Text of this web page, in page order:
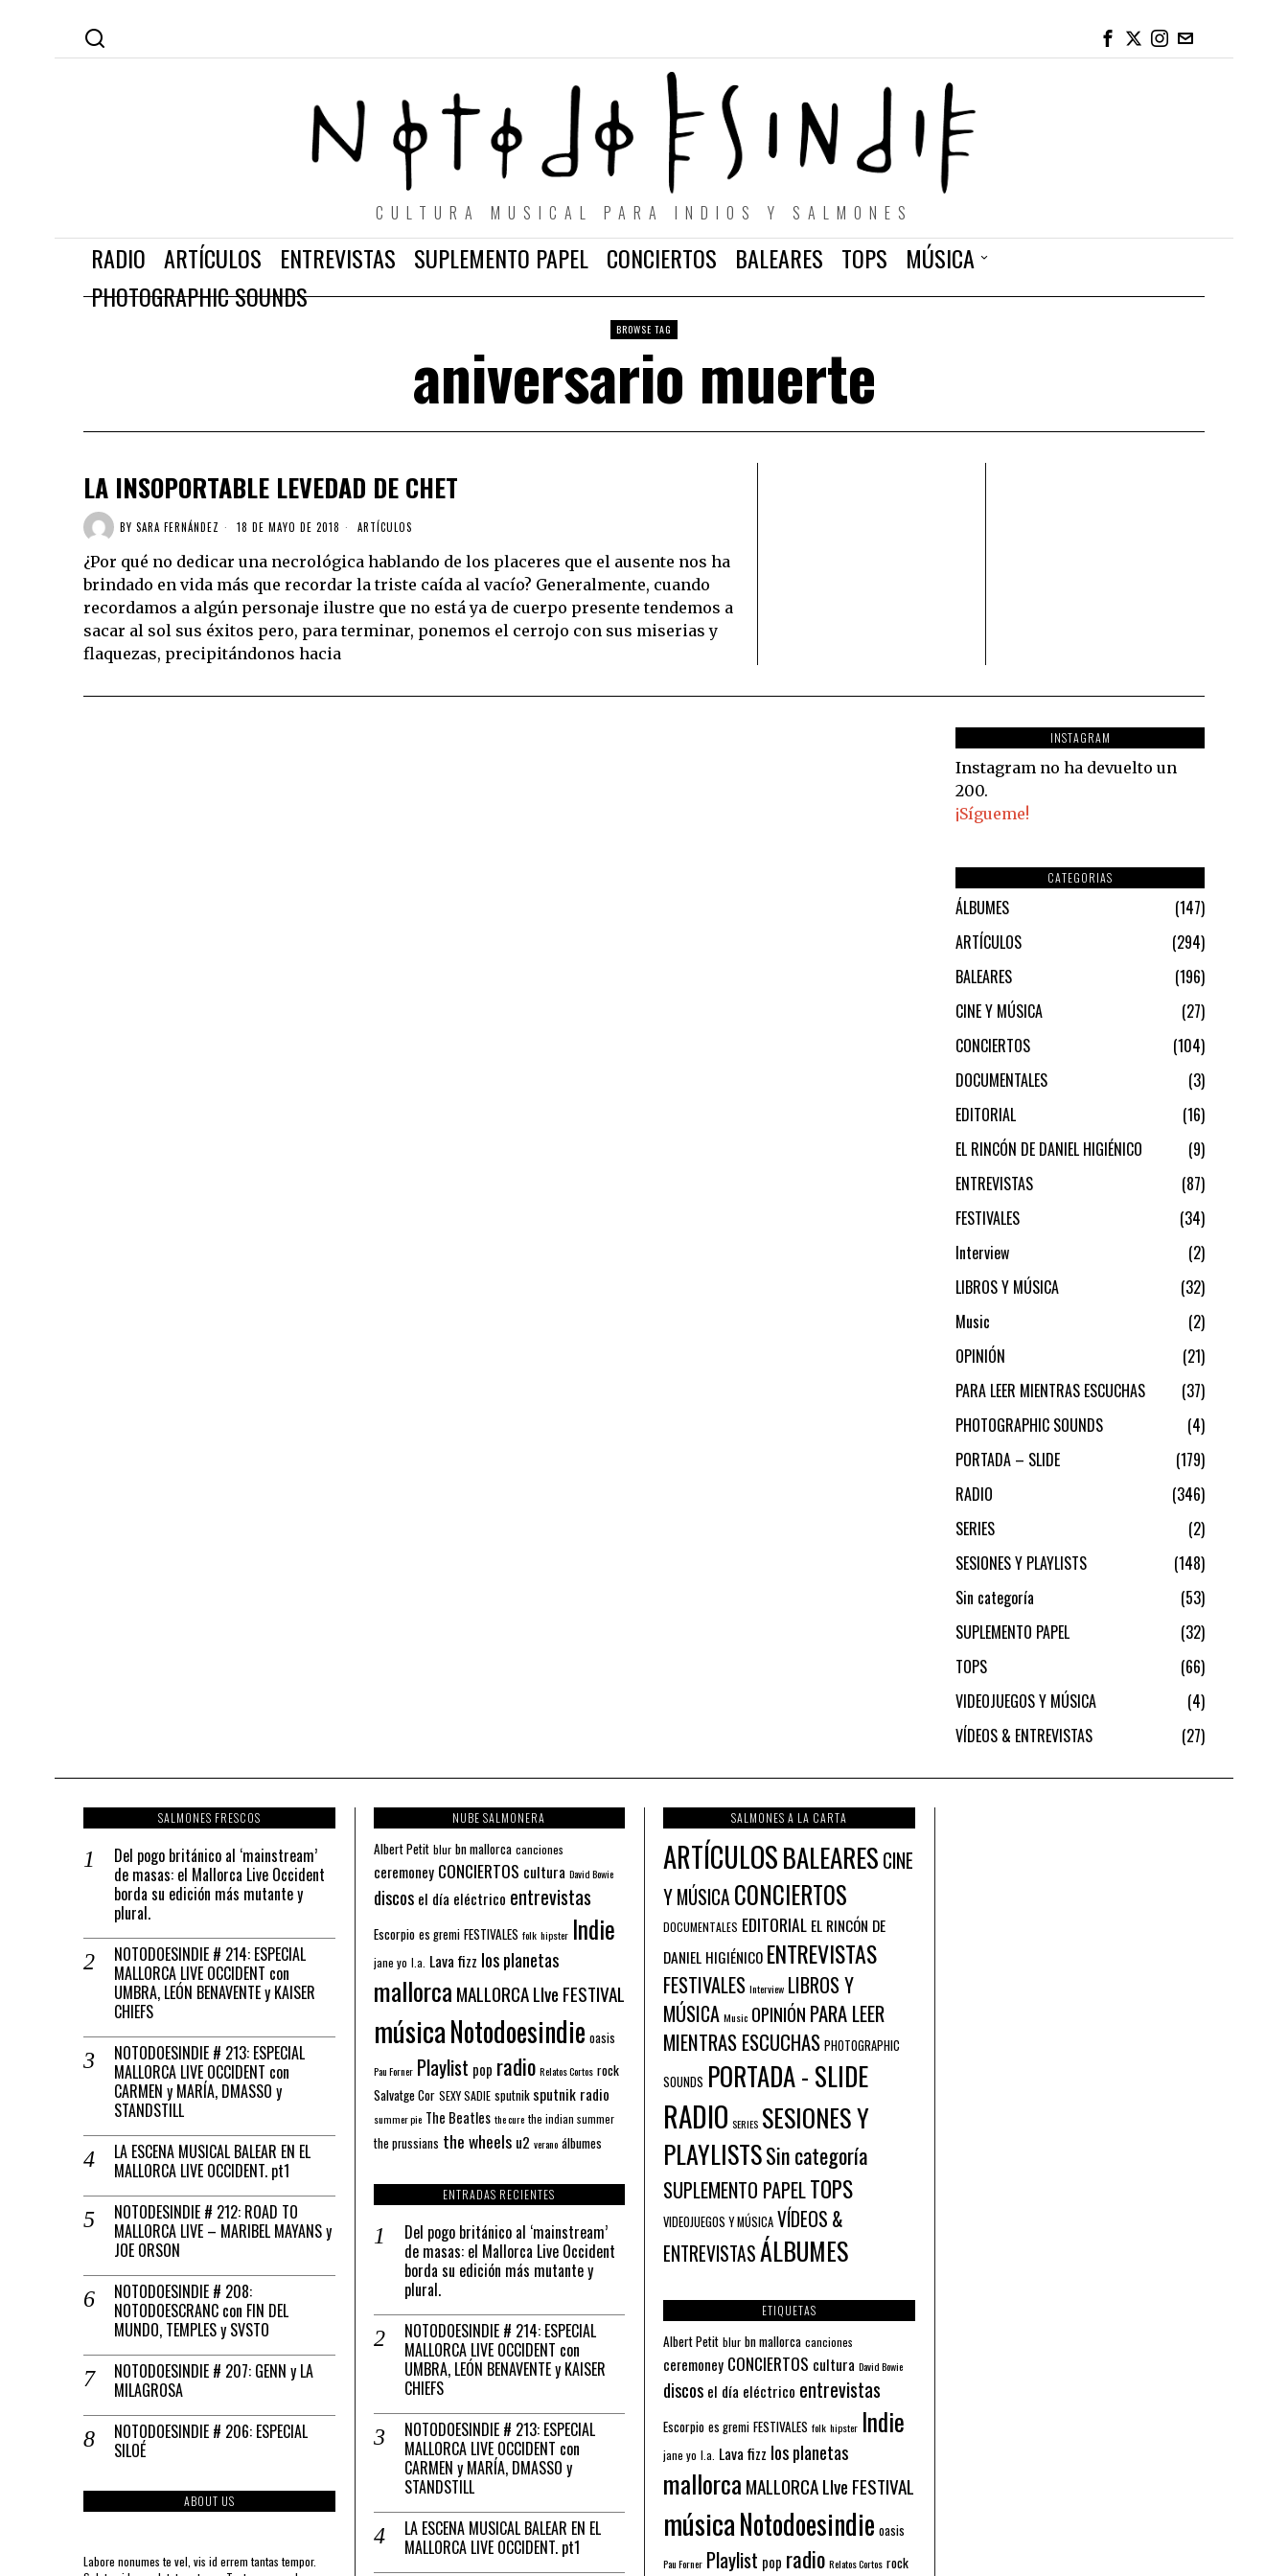
CULTURA MUSICAL PARA INDIOS Y SALMONES
RADIO ARTÍCULOS ENTREVISTAS SUPLEMENTO PAPEL CONCIERTOS BALEARES TOPS
MÚSICA
PHOTOGRAPHIC SOUNDS
BROWSE TAG
aniversario muerte
LA INSOPORTABLE LEVEDAD DE CHET
BY SARA FERNÁNDEZ 18 DE MAYO DE 2018 ARTÍCULOS
¿Por qué no dedicar una necrológica hablando de los placeres que el ausente nos ha
brindado en vida más que recordar la triste caída al vacío? Generalmente, cuando
recordamos a algún personaje ilustre que no está ya de cuerpo presente tendemos a
sacar al sol sus éxitos pero, para terminar, ponemos el cerrojo con sus miserias y
flaquezas, precipitándonos hacia
INSTAGRAM
Instagram no ha devuelto un
200.
¡Sígueme!
CATEGORIAS
ÁLBUMES
147
ARTÍCULOS
294
BALEARES
196
CINE Y MÚSICA
27
CONCIERTOS
104
DOCUMENTALES
3
EDITORIAL
16
EL RINCÓN DE DANIEL HIGIÉNICO
9
ENTREVISTAS
87
FESTIVALES
34
Interview
2
LIBROS Y MÚSICA
32
Music
2
OPINIÓN
21
PARA LEER MIENTRAS ESCUCHAS
37
PHOTOGRAPHIC SOUNDS
4
PORTADA – SLIDE
179
RADIO
346
SERIES
2
SESIONES Y PLAYLISTS
148
Sin categoría
53
SUPLEMENTO PAPEL
32
TOPS
66
VIDEOJUEGOS Y MÚSICA
4
VÍDEOS & ENTREVISTAS
27
SALMONES FRESCOS
Del pogo británico al ‘mainstream’
de masas: el Mallorca Live Occident
borda su edición más mutante y
plural.
NOTODOESINDIE # 214: ESPECIAL
MALLORCA LIVE OCCIDENT con
UMBRA, LEÓN BENAVENTE y KAISER
CHIEFS
NOTODOESINDIE # 213: ESPECIAL
MALLORCA LIVE OCCIDENT con
CARMEN y MARÍA, DMASSO y
STANDSTILL
LA ESCENA MUSICAL BALEAR EN EL
MALLORCA LIVE OCCIDENT. pt1
NOTODESINDIE # 212: ROAD TO
MALLORCA LIVE – MARIBEL MAYANS y
JOE ORSON
NOTODOESINDIE # 208:
NOTODOESCRANC con FIN DEL
MUNDO, TEMPLES y SVSTO
NOTODOESINDIE # 207: GENN y LA
MILAGROSA
NOTODOESINDIE # 206: ESPECIAL
SILOÉ
ABOUT US
Labore nonumes te vel, vis id errem tantas tempor.
NUBE SALMONERA
Albert Petit blur bn mallorca canciones
ceremoney CONCIERTOS cultura David Bowie
discos el día eléctrico entrevistas
Escorpio es gremi FESTIVALES folk hipster Indie
jane yo l.a. Lava fizz los planetas
mallorca MALLORCA LIve FESTIVAL
músicaNotodoesindie oasis
Pau Forner Playlist pop radio Relatos Cortos rock
Salvatge Cor SEXY SADIE sputnik sputnik radio
summer pie The Beatles the cure the indian summer
the prussians the wheels u2 verano álbumes
ENTRADAS RECIENTES
Del pogo británico al ‘mainstream’
de masas: el Mallorca Live Occident
borda su edición más mutante y
plural.
NOTODOESINDIE # 214: ESPECIAL
MALLORCA LIVE OCCIDENT con
UMBRA, LEÓN BENAVENTE y KAISER
CHIEFS
NOTODOESINDIE # 213: ESPECIAL
MALLORCA LIVE OCCIDENT con
CARMEN y MARÍA, DMASSO y
STANDSTILL
LA ESCENA MUSICAL BALEAR EN EL
MALLORCA LIVE OCCIDENT. pt1
SALMONES A LA CARTA
ARTÍCULOSBALEARES CINE
Y MÚSICA CONCIERTOS
DOCUMENTALES EDITORIAL EL RINCÓN DE
DANIEL HIGIÉNICO ENTREVISTAS
FESTIVALES Interview LIBROS Y
MÚSICA Music OPINIÓN PARA LEER
MIENTRAS ESCUCHAS PHOTOGRAPHIC
SOUNDS PORTADA - SLIDE
RADIO SERIES SESIONES Y
PLAYLISTSSin categoría
SUPLEMENTO PAPELTOPS
VIDEOJUEGOS Y MÚSICA VÍDEOS &
ENTREVISTASÁLBUMES
ETIQUETAS
Albert Petit blur bn mallorca canciones
ceremoney CONCIERTOS cultura David Bowie
discos el día eléctrico entrevistas
Escorpio es gremi FESTIVALES folk hipster Indie
jane yo l.a. Lava fizz los planetas
mallorca MALLORCA LIve FESTIVAL
músicaNotodoesindie oasis
Pau Forner Playlist pop radio Relatos Cortos rock